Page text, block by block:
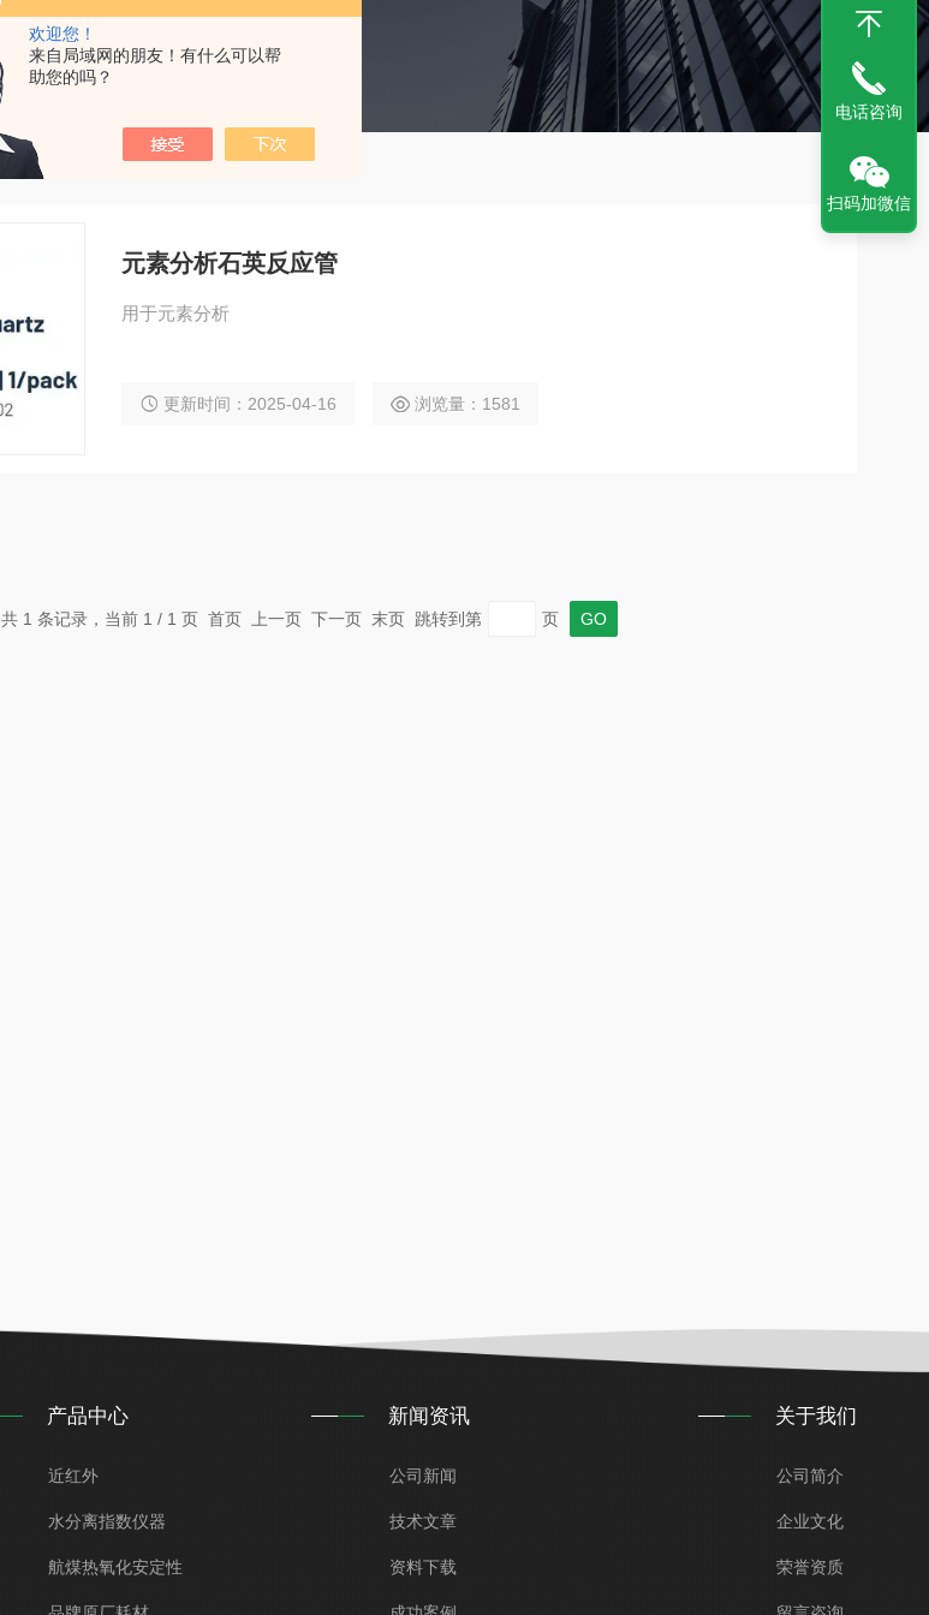
欢迎您！
来自局域网的朋友！有什么可以帮
助您的吗？
元素分析石英反应管
用于元素分析
更新时间：2025-04-16 浏览量：1581
共 1 条记录，当前 1 / 1 页 首页 上一页 下一页 末页 跳转到第 页
产品中心
近红外
水分离指数仪器
航煤热氧化安定性
新闻资讯
公司新闻
技术文章
资料下载
关于我们
公司简介
企业文化
荣誉资质
电话咨询
扫码加微信